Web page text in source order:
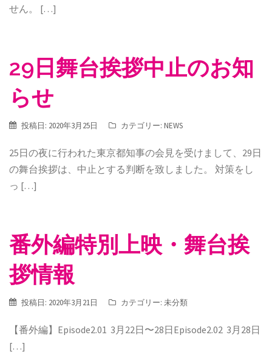
せん。 […]
29日舞台挨拶中止のお知
らせ
投稿日: 2020年3月25日 カテゴリー: NEWS
25日の夜に行われた東京都知事の会見を受けまして、29日
の舞台挨拶は、中止とする判断を致しました。 対策をし
っ […]
番外編特別上映・舞台挨
拶情報
投稿日: 2020年3月21日 カテゴリー: 未分類
【番外編】Episode2.01 3月22日〜28日Episode2.02 3月28日
[…]